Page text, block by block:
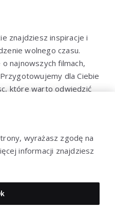
znajdziesz inspiracje i
wolnego czasu.
najnowszych filmach,
dla Ciebie
które warto odwiedzić
społeczności i
© 2023
wyrażasz zgodę na
informacji znajdziesz